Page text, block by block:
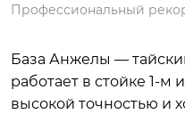
Профессиональный
База Анжелы —
работает в стойке 1-м
высокой точностью и